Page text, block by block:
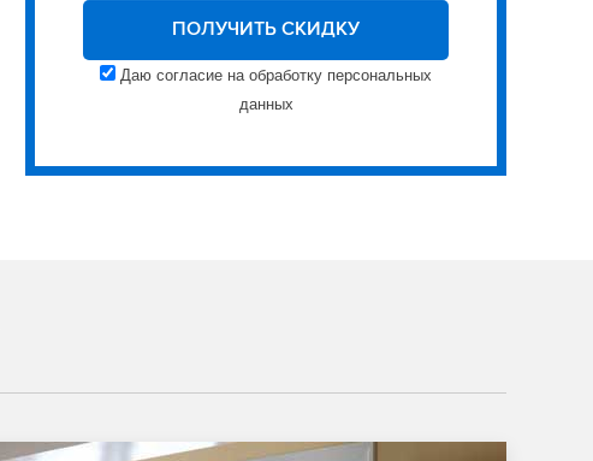
Даю согласие на обработку персональных
данных